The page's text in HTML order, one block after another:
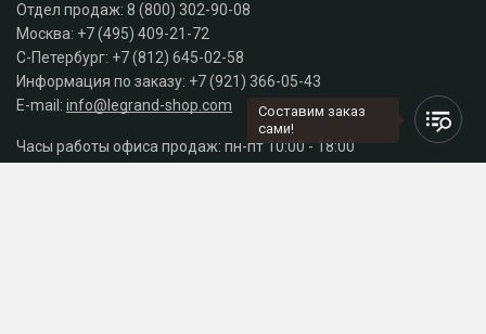
Отдел продаж: 8 (800) 302-90-08
Москва: +7 (495) 409-21-72
С-Петербург: +7 (812) 645-02-58
Информация по заказу: +7 (921) 366-05-43
E-mail: info@legrand-shop.com
Часы работы офиса продаж: пн-пт 10:00 - 18:00
Составим заказ
сами!